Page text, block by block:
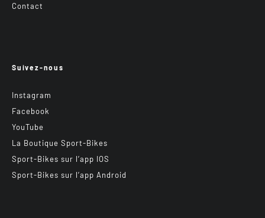
Contact
Suivez-nous
Instagram
Facebook
YouTube
La Boutique Sport-Bikes
Sport-Bikes sur l’app IOS
Sport-Bikes sur l’app Android